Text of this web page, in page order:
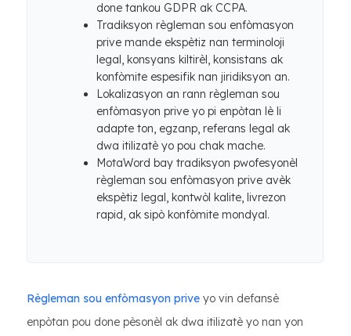
done tankou GDPR ak CCPA.
Tradiksyon règleman sou enfòmasyon
prive mande ekspètiz nan terminoloji
legal, konsyans kiltirèl, konsistans ak
konfòmite espesifik nan jiridiksyon an.
Lokalizasyon an rann règleman sou
enfòmasyon prive yo pi enpòtan lè li
adapte ton, egzanp, referans legal ak
dwa itilizatè yo pou chak mache.
MotaWord bay tradiksyon pwofesyonèl
règleman sou enfòmasyon prive avèk
ekspètiz legal, kontwòl kalite, livrezon
rapid, ak sipò konfòmite mondyal.
Règleman sou enfòmasyon prive yo vin defansè
enpòtan pou done pèsonèl ak dwa itilizatè yo nan yon